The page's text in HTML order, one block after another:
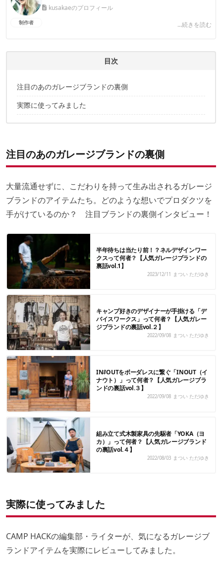
制作者 ...続きを読む
kusakaeのプロフィール
目次
注目のあのガレージブランドの裏側
実際に使ってみました
注目のあのガレージブランドの裏側
大量流通せずに、こだわりを持って生み出されるガレージ
ブランドのアイテムたち。どのような想いでプロダクツを
手がけているのか？ 注目ブランドの裏側インタビュー！
半年待ちは当たり前！？ネルデザインワー
クスって何者？【人気ガレージブランドの
裏話vol.1】
2023/12/11 まつい ただゆき
キャンプ好きのデザイナーが手掛ける「デ
バイスワークス」って何者？【人気ガレー
ジブランドの裏話vol.２】
2022/09/08 まつい ただゆき
IN⇄OUTをボーダレスに繋ぐ「INOUT（イ
ナウト）」って何者？【人気ガレージブラ
ンドの裏話vol.３】
2022/09/08 まつい ただゆき
組み立て式木製家具の先駆者「YOKA（ヨ
カ）」って何者？【人気ガレージブランド
の裏話vol.４】
2022/08/03 まつい ただゆき
実際に使ってみました
CAMP HACKの編集部・ライターが、気になるガレージブ
ランドアイテムを実際にレビューしてみました。